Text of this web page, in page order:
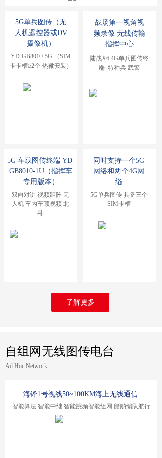
同时支持一个5G
网络和两个4G网
络
5G单兵图传 具备三个
SIM卡槽
5G 车载图传终端 YD-
GB8010-1U（指挥车
专用版本）
双向对讲 视频距阵 无
人机 车内车顶视频 北
斗
了解更多
5G单兵图传（无
人机遥控器或DV
摄像机）
YD-GB8010-5G （SIM
卡卡槽≥2个 热靴安装）
陆战X6 4G单兵图传终
端  特种兵 武警
战场第一视角视
频录像 无线传输
指挥中心
海锋1号视线50~100KM海上无线通信
智能算法 智能中继 智能跳频智能组网 船舶编队航行
自组网无线图传电台
Ad Hoc Network